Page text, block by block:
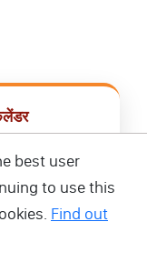
करें
best user
to use this
Find out